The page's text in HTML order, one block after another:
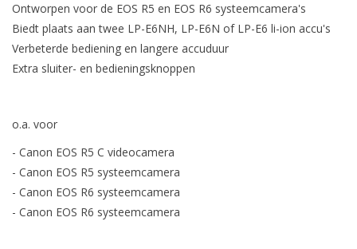
Ontworpen voor de EOS R5 en EOS R6 systeemcamera's
Biedt plaats aan twee LP-E6NH, LP-E6N of LP-E6 li-ion accu's
Verbeterde bediening en langere accuduur
Extra sluiter- en bedieningsknoppen
o.a. voor
- Canon EOS R5 C videocamera
- Canon EOS R5 systeemcamera
- Canon EOS R6 systeemcamera
- Canon EOS R6 systeemcamera